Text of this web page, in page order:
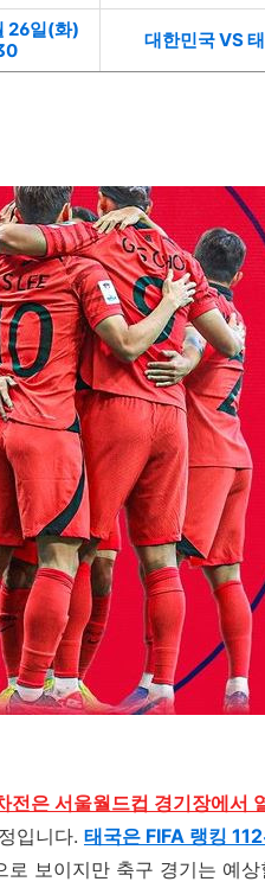
26일(화)
대한민국 VS
전은 서울월드컵 경기장에서
입니다. 태국은 FIFA 랭킹
로 보이지만 축구 경기는 예